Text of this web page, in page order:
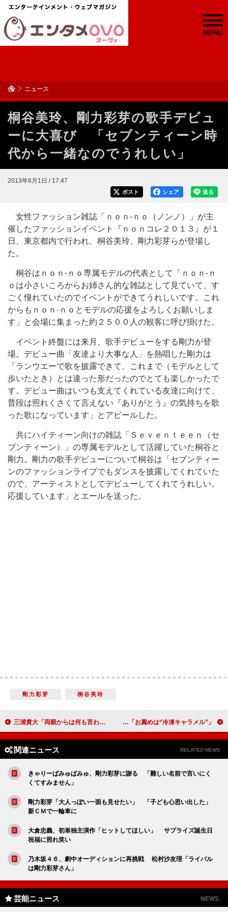
MENU
ニュース
桐谷美玲、剛力彩芽の歌手デビュ
ーに大喜び 「セブンティーン時
代から一緒なのでうれしい」
2013年6月1日 / 17:47
送る
シェア
ポスト
女性ファッション雑誌「ｎｏｎ‐ｎｏ（ノンノ）」が主
催したファッションイベント『ｎｏｎコレ２０１３』が１
日、東京都内で行われ、桐谷美玲、剛力彩芽らが登場し
た。
桐谷はｎｏｎ‐ｎｏ専属モデルの代表として「ｎｏｎ‐ｎ
ｏは小さいころからお姉さん的な雑誌として見ていて、す
ごく憧れていたのでイベントができてうれしいです。これ
からもｎｏｎ‐ｎｏとモデルの応援をよろしくお願いしま
す」と会場に集まった約２５００人の観客に呼び掛けた。
イベント終盤には来月、歌手デビューをする剛力が登
場。デビュー曲「友達より大事な人」を熱唱した剛力は
「ランウエーで歌を披露できて、これまで（モデルとして
歩いたとき）とは違った形だったのでとても楽しかったで
す。デビュー曲はいつも支えてくれている友達に向けて、
普段は照れくさくて言えない『ありがとう』の気持ちを歌
った歌になっています」とアピールした。
共にハイティーン向けの雑誌「Ｓｅｖｅｎｔｅｅｎ（セ
ブンティーン）」の専属モデルとして活躍していた桐谷と
剛力。剛力の歌手デビューについて桐谷は「セブンティー
ンのファッションライブでもダンスを披露してくれていた
ので、アーティストとしてデビューしてくれてうれしい。
応援しています」とエールを送った。
剛力彩芽 桐谷美玲
三浦貴大「両親からは何も言われない」 映画『監禁探偵』初日舞台あいさつ 上戸彩「なんでも冷凍しちゃう」 「お薦めは“冷凍キャラメル”」
関連ニュース RELATED NEWS
きゃりーぱみゅぱみゅ、剛力彩芽に謝る 「難しい名前で言いにく
くてすみません」
剛力彩芽「大人っぽい一面も見せたい」 「子ども心思い出した」
新ＣＭで一輪車に
大倉忠義、初単独主演作「ヒットしてほしい」 サプライズ誕生日
祝福に照れ笑い
乃木坂４６、劇中オーディションに再挑戦 松村沙友理「ライバル
は剛力彩芽さん」
芸能ニュース NEWS